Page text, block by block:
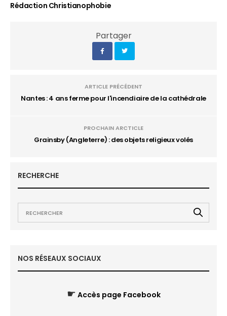
Rédaction Christianophobie
Partager
ARTICLE PRÉCÉDENT
Nantes : 4 ans ferme pour l'incendiaire de la cathédrale
PROCHAIN ARCTICLE
Grainsby (Angleterre) : des objets religieux volés
RECHERCHE
NOS RÉSEAUX SOCIAUX
☛ Accès page Facebook